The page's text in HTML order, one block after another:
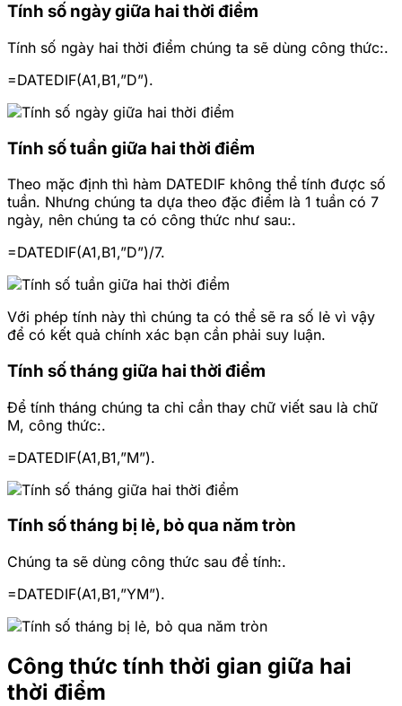
Tính số ngày giữa hai thời điểm
Tính số ngày hai thời điểm chúng ta sẽ dùng công thức:.
=DATEDIF(A1,B1,”D”).
Tính số tuần giữa hai thời điểm
Theo mặc định thì hàm DATEDIF không thể tính được số
tuần. Nhưng chúng ta dựa theo đặc điểm là 1 tuần có 7
ngày, nên chúng ta có công thức như sau:.
=DATEDIF(A1,B1,”D”)/7.
Với phép tính này thì chúng ta có thể sẽ ra số lẻ vì vậy
để có kết quả chính xác bạn cần phải suy luận.
Tính số tháng giữa hai thời điểm
Để tính tháng chúng ta chỉ cần thay chữ viết sau là chữ
M, công thức:.
=DATEDIF(A1,B1,”M”).
Tính số tháng bị lẻ, bỏ qua năm tròn
Chúng ta sẽ dùng công thức sau để tính:.
=DATEDIF(A1,B1,”YM”).
Công thức tính thời gian giữa hai
thời điểm